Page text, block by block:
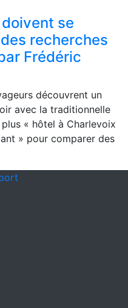
se
recherches
Frédéric
découvrent un
avec la traditionnelle
« hôtel à Charlevoix
» pour comparer des